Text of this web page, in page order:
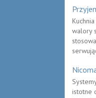
walory
istotne